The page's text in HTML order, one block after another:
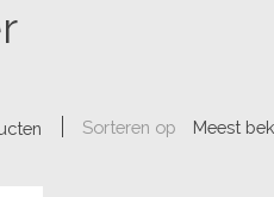
Sorteren op Meest